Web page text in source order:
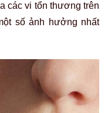
các vi tổn thương trên
số ảnh hưởng nhất